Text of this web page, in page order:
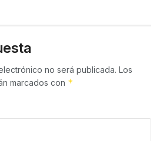
no será publicada. Los
marcados con *